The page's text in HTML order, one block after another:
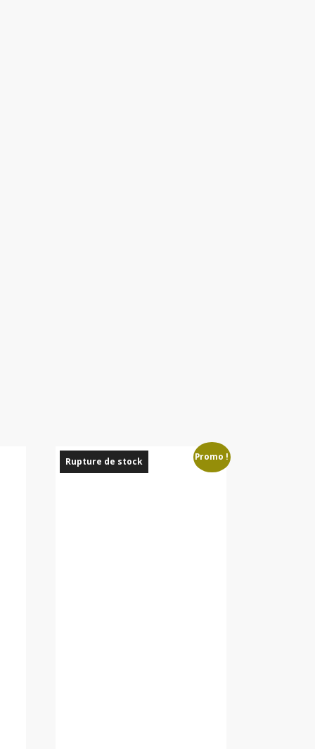
Rupture de stock Promo !